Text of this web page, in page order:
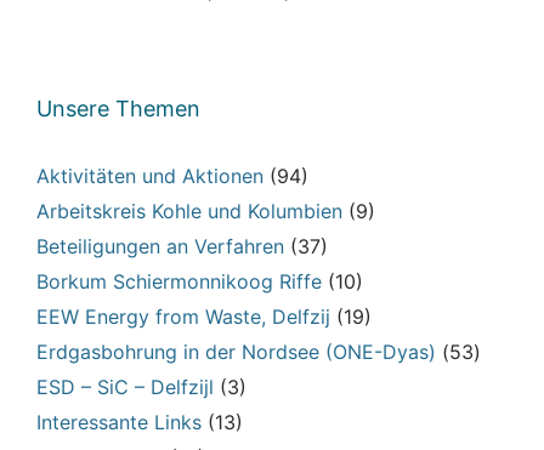
Unsere Themen
Aktivitäten und Aktionen (94)
Arbeitskreis Kohle und Kolumbien (9)
Beteiligungen an Verfahren (37)
Borkum Schiermonnikoog Riffe (10)
EEW Energy from Waste, Delfzij (19)
Erdgasbohrung in der Nordsee (ONE-Dyas) (53)
ESD – SiC – Delfzijl (3)
Interessante Links (13)